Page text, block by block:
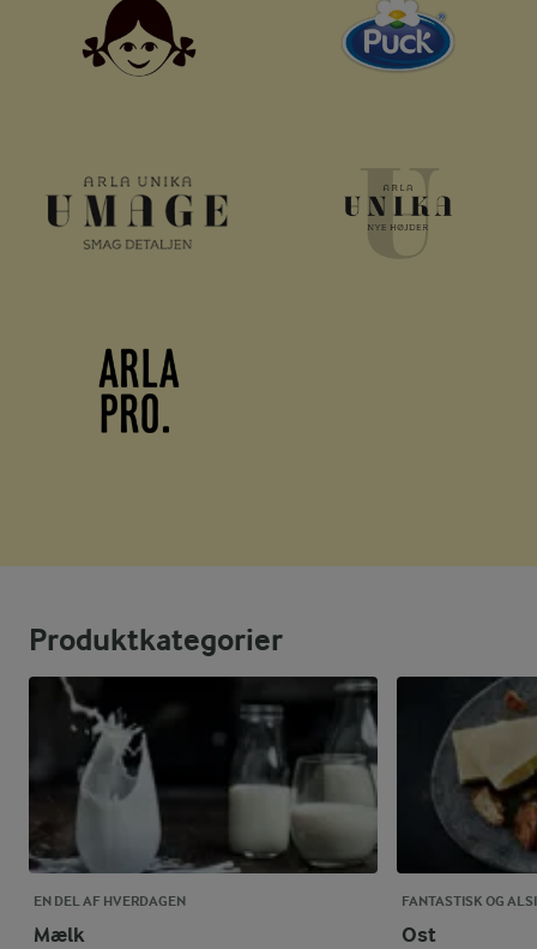
Produktkategorier
EN DEL AF HVERDAGEN
Mælk
FANTASTISK OG
Ost